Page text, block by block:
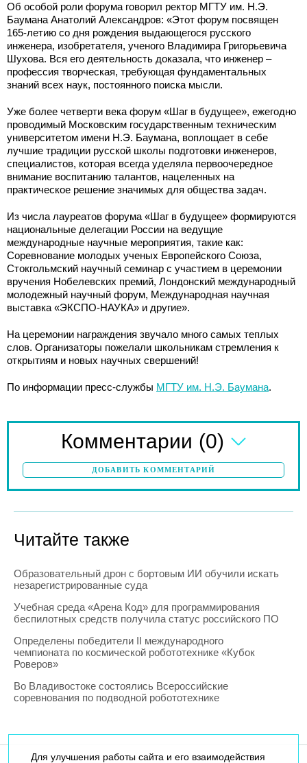
Об особой роли форума говорил ректор МГТУ им. Н.Э.
Баумана Анатолий Александров: «Этот форум посвящен
165-летию со дня рождения выдающегося русского
инженера, изобретателя, ученого Владимира Григорьевича
Шухова. Вся его деятельность доказала, что инженер –
профессия творческая, требующая фундаментальных
знаний всех наук, постоянного поиска мысли.
Уже более четверти века форум «Шаг в будущее», ежегодно
проводимый Московским государственным техническим
университетом имени Н.Э. Баумана, воплощает в себе
лучшие традиции русской школы подготовки инженеров,
специалистов, которая всегда уделяла первоочередное
внимание воспитанию талантов, нацеленных на
практическое решение значимых для общества задач.
Из числа лауреатов форума «Шаг в будущее» формируются
национальные делегации России на ведущие
международные научные мероприятия, такие как:
Соревнование молодых ученых Европейского Союза,
Стокгольмский научный семинар с участием в церемонии
вручения Нобелевских премий, Лондонский международный
молодежный научный форум, Международная научная
выставка «ЭКСПО-НАУКА» и другие».
На церемонии награждения звучало много самых теплых
слов. Организаторы пожелали школьникам стремления к
открытиям и новых научных свершений!
По информации пресс-службы МГТУ им. Н.Э. Баумана.
Комментарии (0)
ДОБАВИТЬ КОММЕНТАРИЙ
Читайте также
Образовательный дрон с бортовым ИИ обучили искать
незарегистрированные суда
Учебная среда «Арена Код» для программирования
беспилотных средств получила статус российского ПО
Определены победители II международного
чемпионата по космической робототехнике «Кубок
Роверов»
Во Владивостоке состоялись Всероссийские
соревнования по подводной робототехнике
Для улучшения работы сайта и его взаимодействия